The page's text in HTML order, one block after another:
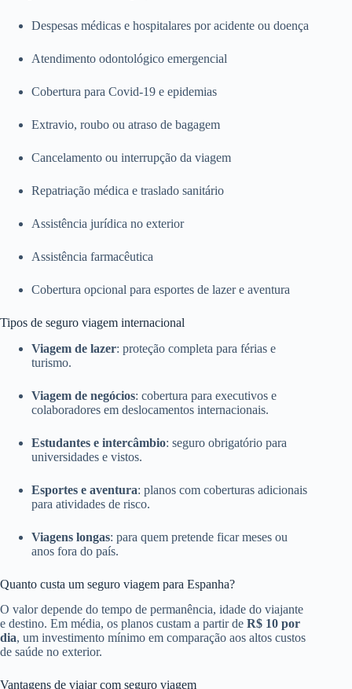
Despesas médicas e hospitalares por acidente ou doença
Atendimento odontológico emergencial
Cobertura para Covid-19 e epidemias
Extravio, roubo ou atraso de bagagem
Cancelamento ou interrupção da viagem
Repatriação médica e traslado sanitário
Assistência jurídica no exterior
Assistência farmacêutica
Cobertura opcional para esportes de lazer e aventura
Tipos de seguro viagem internacional
Viagem de lazer: proteção completa para férias e
turismo.
Viagem de negócios: cobertura para executivos e
colaboradores em deslocamentos internacionais.
Estudantes e intercâmbio: seguro obrigatório para
universidades e vistos.
Esportes e aventura: planos com coberturas adicionais
para atividades de risco.
Viagens longas: para quem pretende ficar meses ou
anos fora do país.
Quanto custa um seguro viagem para Espanha?
O valor depende do tempo de permanência, idade do viajante
e destino. Em média, os planos custam a partir de R$ 10 por
dia, um investimento mínimo em comparação aos altos custos
de saúde no exterior.
Vantagens de viajar com seguro viagem